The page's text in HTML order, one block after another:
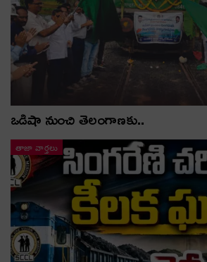
ఒడిషా నుంచి తెలంగాణ‌కు..
తాజా వార్తలు